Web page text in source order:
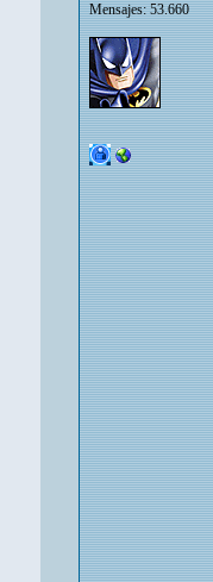
Mensajes: 53.660